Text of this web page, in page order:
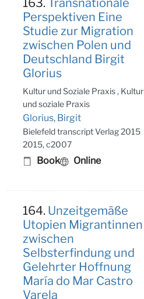
163.Transnationale
Perspektiven Eine
Studie zur Migration
zwischen Polen und
Deutschland Birgit
Glorius
Kultur und Soziale Praxis , Kultur
und soziale Praxis
Glorius, Birgit
Bielefeld transcript Verlag 2015
2015, c2007
Book Online
164. Unzeitgemäße
Utopien Migrantinnen
zwischen
Selbsterfindung und
Gelehrter Hoffnung
María do Mar Castro
Varela